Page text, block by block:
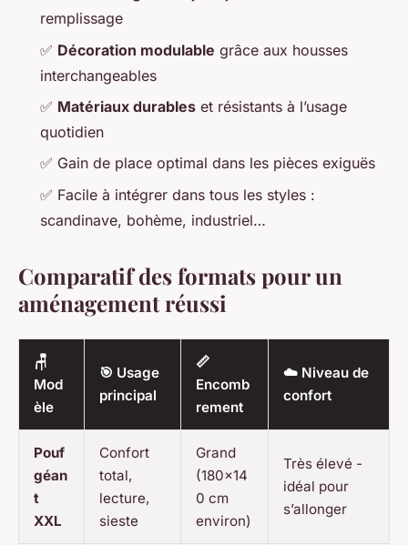
remplissage
✅ Décoration modulable grâce aux housses
interchangeables
✅ Matériaux durables et résistants à l’usage
quotidien
✅ Gain de place optimal dans les pièces exiguës
✅ Facile à intégrer dans tous les styles :
scandinave, bohème, industriel…
Comparatif des formats pour un
aménagement réussi
🪑
Mod
èle
🎯 Usage
principal
📏
Encomb
rement
☁️ Niveau de
confort
Pouf
géan
t
XXL
Confort
total,
lecture,
sieste
Grand
(180x14
0 cm
environ)
Très élevé -
idéal pour
s’allonger